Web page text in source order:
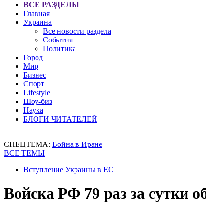
ВСЕ РАЗДЕЛЫ
Главная
Украина
Все новости раздела
События
Политика
Город
Мир
Бизнес
Спорт
Lifestyle
Шоу-биз
Наука
БЛОГИ ЧИТАТЕЛЕЙ
СПЕЦТЕМА: Война в Иране
ВСЕ ТЕМЫ
Вступление Украины в ЕС
Войска РФ 79 раз за сутки